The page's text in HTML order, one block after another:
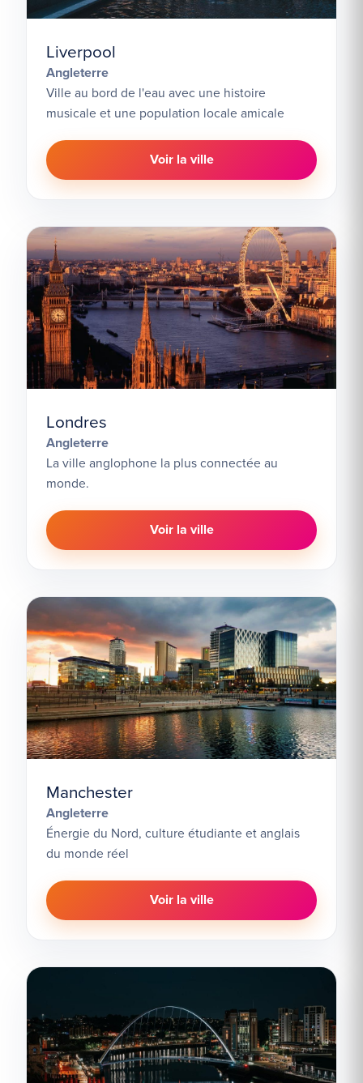
Liverpool
Angleterre
Ville au bord de l'eau avec une histoire
musicale et une population locale amicale
Voir la ville
Londres
Angleterre
La ville anglophone la plus connectée au
monde.
Voir la ville
Manchester
Angleterre
Énergie du Nord, culture étudiante et anglais
du monde réel
Voir la ville